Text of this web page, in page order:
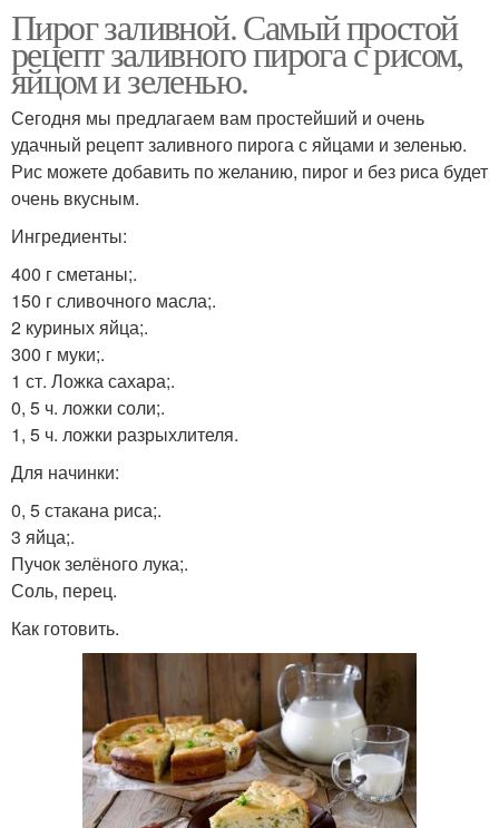
Пирог заливной. Самый простой
рецепт заливного пирога с рисом,
яйцом и зеленью.
Сегодня мы предлагаем вам простейший и очень
удачный рецепт заливного пирога с яйцами и зеленью.
Рис можете добавить по желанию, пирог и без риса будет
очень вкусным.
Ингредиенты:
400 г сметаны;.
150 г сливочного масла;.
2 куриных яйца;.
300 г муки;.
1 ст. Ложка сахара;.
0, 5 ч. ложки соли;.
1, 5 ч. ложки разрыхлителя.
Для начинки:
0, 5 стакана риса;.
3 яйца;.
Пучок зелёного лука;.
Соль, перец.
Как готовить.